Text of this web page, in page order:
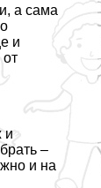
а сама
и
и
–
и на